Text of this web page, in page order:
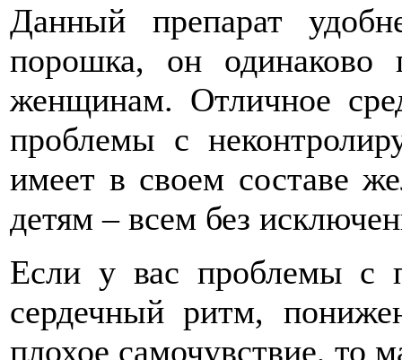
Данный препарат
порошка, он
женщинам. Отличное
проблемы с
имеет в своем составе
детям – всем без
Если у вас проблемы с
сердечный ритм,
плохое самочувствие, то